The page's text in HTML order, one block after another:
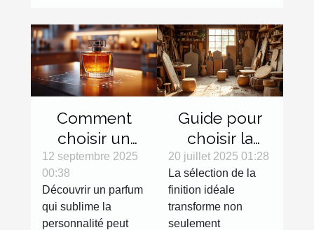
Comment
choisir un
parfum en
ligne sans
l'essayer ?
12 septembre 2025
00:38
Découvrir un parfum
qui sublime la
personnalité peut
Guide pour
choisir la
finition
parfaite pour
votre mobilier
en bois
20 juillet 2025 01:28
La sélection de la
finition idéale
transforme non
seulement